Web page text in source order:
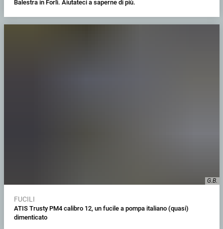
Balestra in Forlì. Aiutateci a saperne di più.
G.B.
FUCILI
ATIS Trusty PM4 calibro 12, un fucile a pompa italiano (quasi)
dimenticato